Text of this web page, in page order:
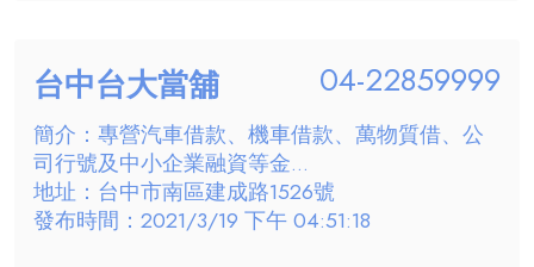
台中台大當舖 04-22859999
簡介：專營汽車借款、機車借款、萬物質借、公
司行號及中小企業融資等金...
地址：台中市南區建成路1526號
發布時間：2021/3/19 下午 04:51:18